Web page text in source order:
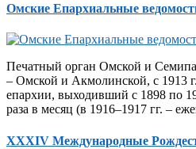
Омские Епархиальные
Печатный орган Омской и
– Омской и Акмолинской, с 1913
епархии, выходивший с 1898 по
раза в месяц (в 1916–1917 гг. –
XXXIV Международные